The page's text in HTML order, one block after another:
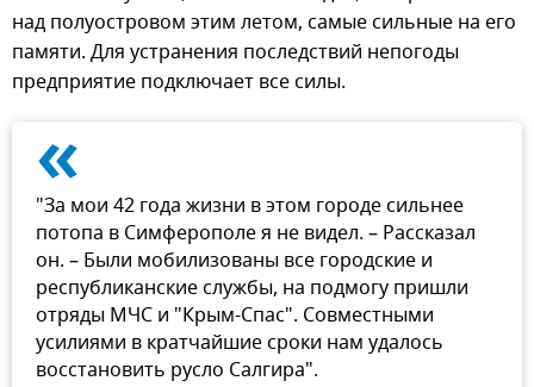
над полуостровом этим летом, самые сильные на его
памяти. Для устранения последствий непогоды
предприятие подключает все силы.
«
"За мои 42 года жизни в этом городе сильнее
потопа в Симферополе я не видел. – Рассказал
он. – Были мобилизованы все городские и
республиканские службы, на подмогу пришли
отряды МЧС и "Крым-Спас". Совместными
усилиями в кратчайшие сроки нам удалось
восстановить русло Салгира".